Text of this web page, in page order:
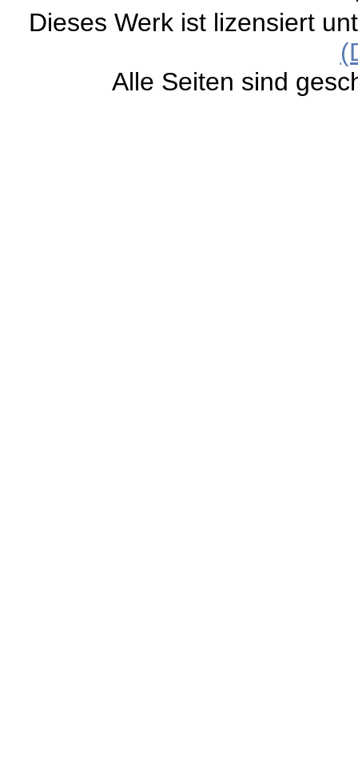
Dieses Werk ist lizensiert
Alle Seiten sind